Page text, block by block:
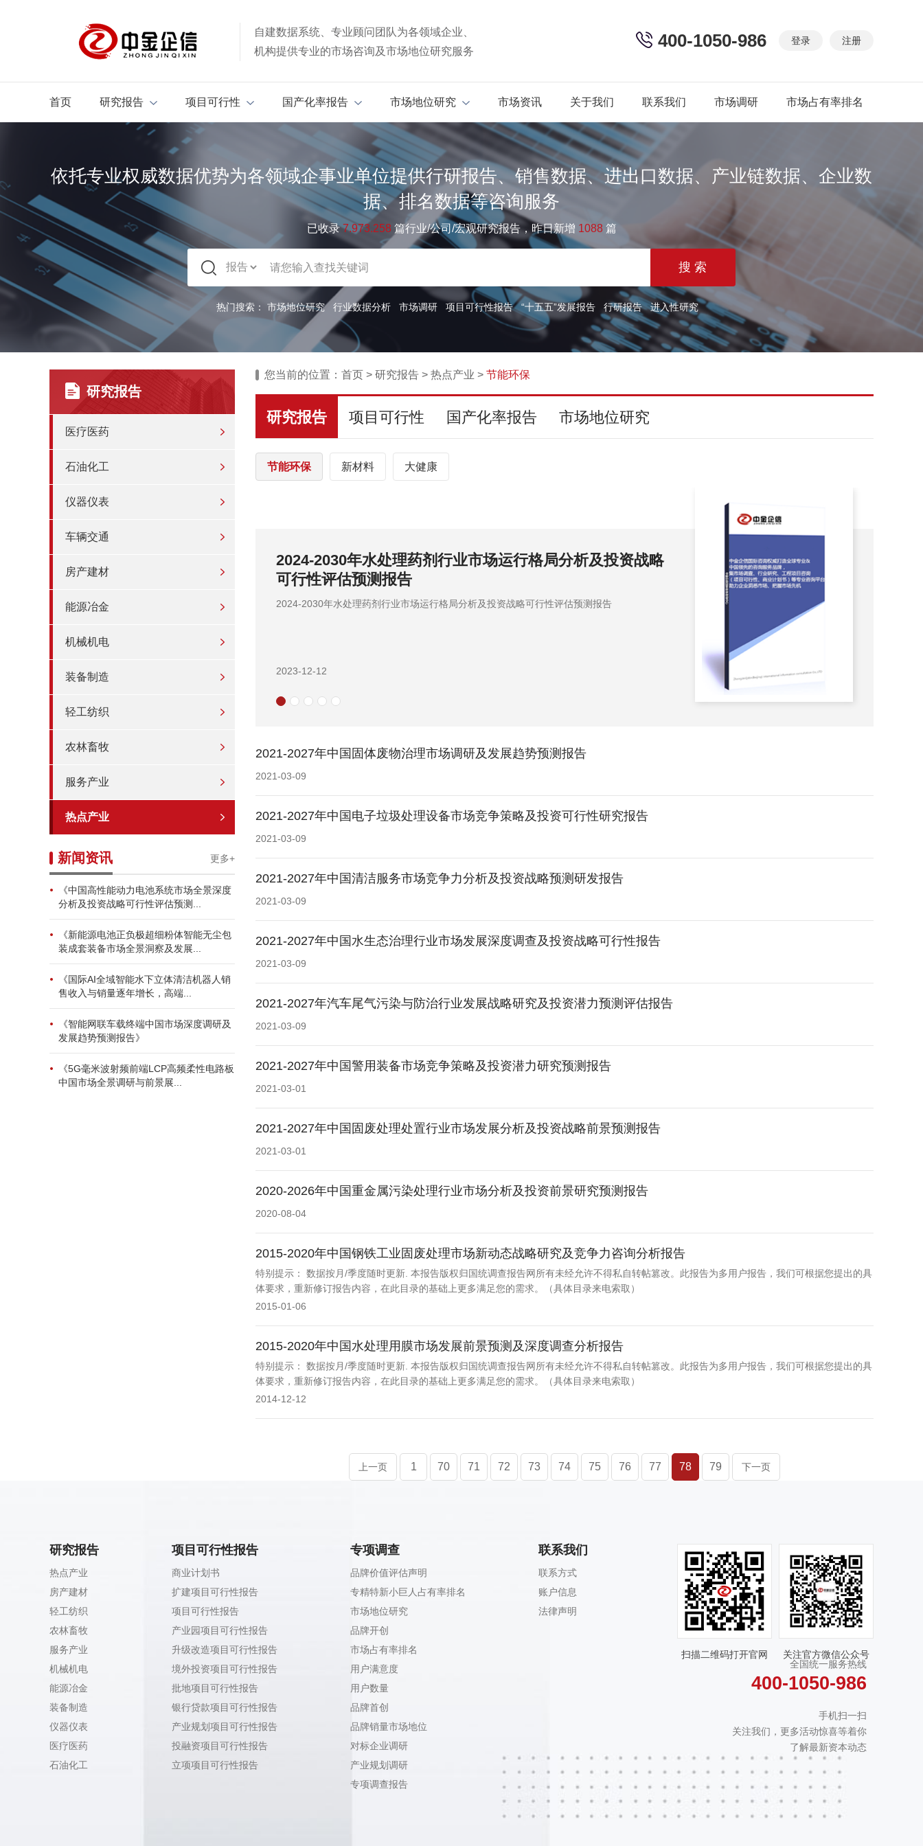
自建数据系统、专业顾问团队为各领域企业、
机构提供专业的市场咨询及市场地位研究服务
登录 注册
400-1050-986
首页 研究报告 项目可行性 国产化率报告 市场地位研究 市场资讯 关于我们 联系我们 市场调研 市场占有率排名
依托专业权威数据优势为各领域企事业单位提供行研报告、销售数据、进出口数据、产业链数据、企业数
据、排名数据等咨询服务
已收录7.973.258 篇行业/公司/宏观研究报告，昨日新增 1088 篇
热门搜索： 市场地位研究 行业数据分析 市场调研 项目可行性报告 “十五五”发展报告 行研报告 进入性研究
研究报告
医疗医药
石油化工
仪器仪表
车辆交通
房产建材
能源冶金
机械机电
装备制造
轻工纺织
农林畜牧
服务产业
热点产业
新闻资讯 更多+
《中国高性能动力电池系统市场全景深度
分析及投资战略可行性评估预测...
《新能源电池正负极超细粉体智能无尘包
装成套装备市场全景洞察及发展...
《国际AI全域智能水下立体清洁机器人销
售收入与销量逐年增长，高端...
《智能网联车载终端中国市场深度调研及
发展趋势预测报告》
《5G毫米波射频前端LCP高频柔性电路板
中国市场全景调研与前景展...
您当前的位置： 首页 > 研究报告 > 热点产业 > 节能环保
研究报告 项目可行性 国产化率报告 市场地位研究
节能环保 新材料 大健康
2024-2030年全球及中国生活垃圾处理市场监测调查及投资
战略评估预测报告
2024-2030年全球及中国生活垃圾处理市场监测调查及投资战略评估预测报告
2023-12-04
2021-2027年中国固体废物治理市场调研及发展趋势预测报告
2021-03-09
2021-2027年中国电子垃圾处理设备市场竞争策略及投资可行性研究报告
2021-03-09
2021-2027年中国清洁服务市场竞争力分析及投资战略预测研发报告
2021-03-09
2021-2027年中国水生态治理行业市场发展深度调查及投资战略可行性报告
2021-03-09
2021-2027年汽车尾气污染与防治行业发展战略研究及投资潜力预测评估报告
2021-03-09
2021-2027年中国警用装备市场竞争策略及投资潜力研究预测报告
2021-03-01
2021-2027年中国固废处理处置行业市场发展分析及投资战略前景预测报告
2021-03-01
2020-2026年中国重金属污染处理行业市场分析及投资前景研究预测报告
2020-08-04
2015-2020年中国钢铁工业固废处理市场新动态战略研究及竞争力咨询分析报告
特别提示： 数据按月/季度随时更新. 本报告版权归国统调查报告网所有未经允许不得私自转帖篡改。此报告为多用户报告，我们可根据您提出的具
体要求，重新修订报告内容，在此目录的基础上更多满足您的需求。（具体目录来电索取）
2015-01-06
2015-2020年中国水处理用膜市场发展前景预测及深度调查分析报告
特别提示： 数据按月/季度随时更新. 本报告版权归国统调查报告网所有未经允许不得私自转帖篡改。此报告为多用户报告，我们可根据您提出的具
体要求，重新修订报告内容，在此目录的基础上更多满足您的需求。（具体目录来电索取）
2014-12-12
上一页 1 70 71 72 73 74 75 76 77 78 79 下一页
研究报告
热点产业
房产建材
轻工纺织
农林畜牧
服务产业
机械机电
能源冶金
装备制造
仪器仪表
医疗医药
石油化工
项目可行性报告
商业计划书
扩建项目可行性报告
项目可行性报告
产业园项目可行性报告
升级改造项目可行性报告
境外投资项目可行性报告
批地项目可行性报告
银行贷款项目可行性报告
产业规划项目可行性报告
投融资项目可行性报告
立项项目可行性报告
专项调查
品牌价值评估声明
专精特新小巨人占有率排名
市场地位研究
品牌开创
市场占有率排名
用户满意度
用户数量
品牌首创
品牌销量市场地位
对标企业调研
产业规划调研
专项调查报告
联系我们
联系方式
账户信息
法律声明
扫描二维码打开官网
关注官方微信公众号
全国统一服务热线
400-1050-986
手机扫一扫
关注我们，更多活动惊喜等着你
了解最新资本动态